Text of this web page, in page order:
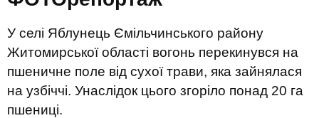
У селі Яблунець Ємільчинського району
Житомирської області вогонь перекинувся на
пшеничне поле від сухої трави, яка зайнялася
на узбіччі. Унаслідок цього згоріло понад 20 га
пшениці.